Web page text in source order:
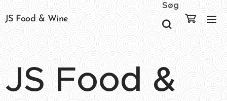
JS Food & Wine
Søg
JS Food &